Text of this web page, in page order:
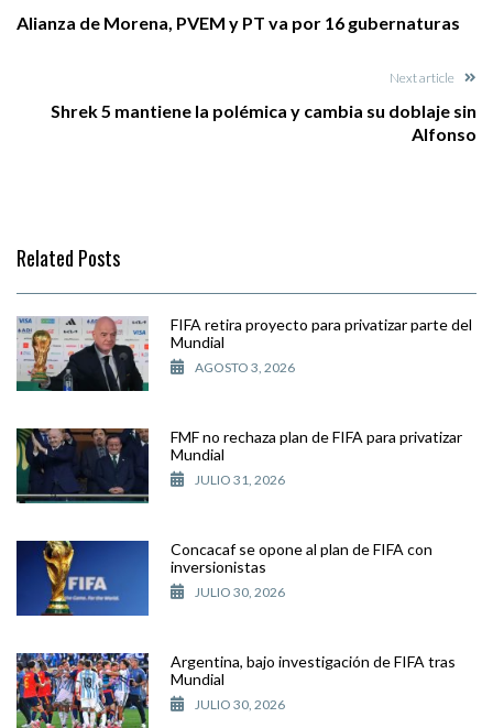
Alianza de Morena, PVEM y PT va por 16 gubernaturas
Next article
Shrek 5 mantiene la polémica y cambia su doblaje sin
Alfonso
Related Posts
FIFA retira proyecto para privatizar parte del
Mundial
AGOSTO 3, 2026
FMF no rechaza plan de FIFA para privatizar
Mundial
JULIO 31, 2026
Concacaf se opone al plan de FIFA con
inversionistas
JULIO 30, 2026
Argentina, bajo investigación de FIFA tras
Mundial
JULIO 30, 2026